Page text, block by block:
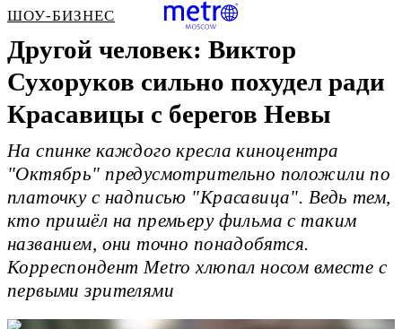
ШОУ-БИЗНЕС
Другой человек: Виктор
Сухоруков сильно похудел ради
Красавицы с берегов Невы
На спинке каждого кресла киноцентра
"Октябрь" предусмотрительно положили по
платочку с надписью "Красавица". Ведь тем,
кто пришёл на премьеру фильма с таким
названием, они точно понадобятся.
Корреспондент Metro хлюпал носом вместе с
первыми зрителями